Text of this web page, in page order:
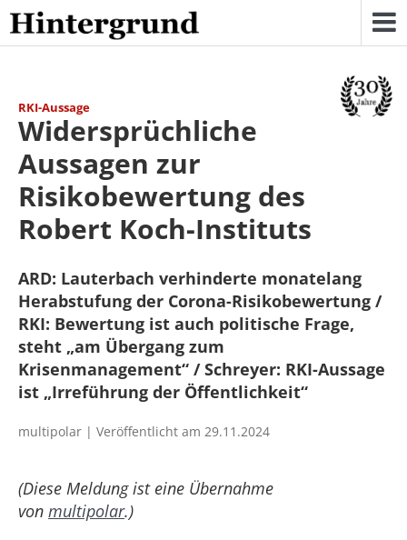
Skip
to
content
RKI-Aussage
Widersprüchliche
Aussagen zur
Risikobewertung des
Robert Koch-Instituts
ARD: Lauterbach verhinderte monatelang
Herabstufung der Corona-Risikobewertung /
RKI: Bewertung ist auch politische Frage,
steht „am Übergang zum
Krisenmanagement“ / Schreyer: RKI-Aussage
ist „Irreführung der Öffentlichkeit“
multipolar | Veröffentlicht am 29.11.2024
(Diese Meldung ist eine Übernahme
von multipolar.)